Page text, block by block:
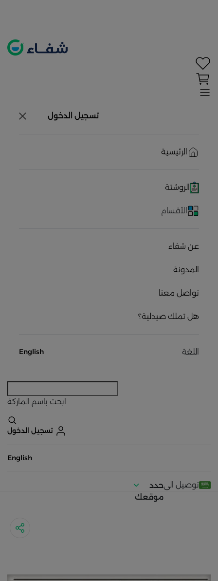
تسجيل الدخول
الرئيسية
الروشتة
الأقسام
عن شفاء
المدونة
تواصل معنا
هل تملك صيدلية؟
اللغة English
ابحث باسم الماركة
تسجيل الدخول
English
توصيل الىحدد
موقعك